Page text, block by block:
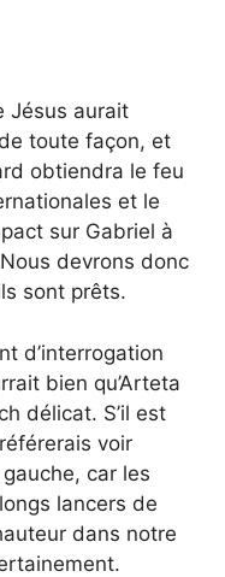
Jésus aurait
toute façon, et
obtiendra le feu
et le
sur Gabriel à
devrons donc
sont prêts.
d’interrogation
bien qu’Arteta
délicat. S’il est
voir
car les
lancers de
dans notre